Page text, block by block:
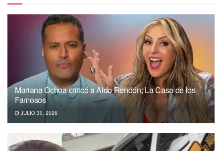
Mariana Ochoa criticó a Aldo Rendón; La Casa de los
Famosos
JULIO 30, 2026